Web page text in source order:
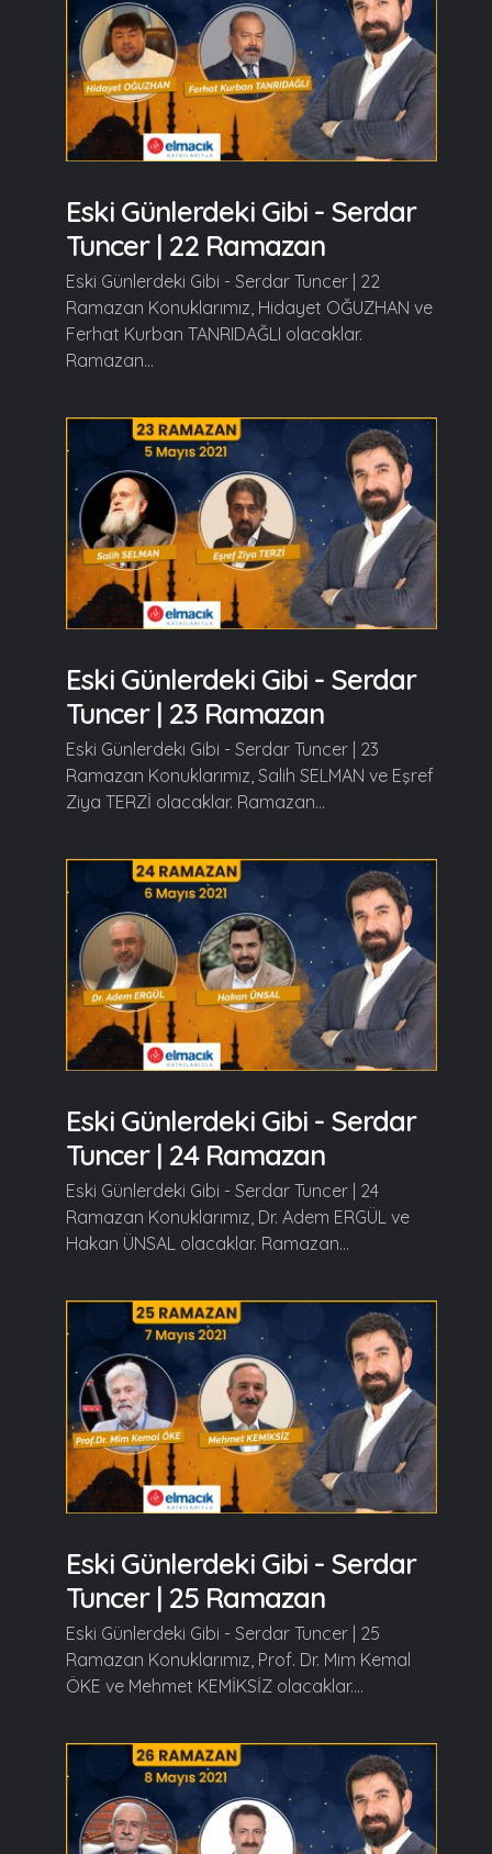
Eski Günlerdeki Gibi - Serdar
Tuncer | 22 Ramazan
Eski Günlerdeki Gibi - Serdar Tuncer | 22
Ramazan Konuklarımız, Hidayet OĞUZHAN ve
Ferhat Kurban TANRIDAĞLI olacaklar.
Ramazan...
Eski Günlerdeki Gibi - Serdar
Tuncer | 23 Ramazan
Eski Günlerdeki Gibi - Serdar Tuncer | 23
Ramazan Konuklarımız, Salih SELMAN ve Eşref
Ziya TERZİ olacaklar. Ramazan...
Eski Günlerdeki Gibi - Serdar
Tuncer | 24 Ramazan
Eski Günlerdeki Gibi - Serdar Tuncer | 24
Ramazan Konuklarımız, Dr. Adem ERGÜL ve
Hakan ÜNSAL olacaklar. Ramazan...
Eski Günlerdeki Gibi - Serdar
Tuncer | 25 Ramazan
Eski Günlerdeki Gibi - Serdar Tuncer | 25
Ramazan Konuklarımız, Prof. Dr. Mim Kemal
ÖKE ve Mehmet KEMİKSİZ olacaklar....